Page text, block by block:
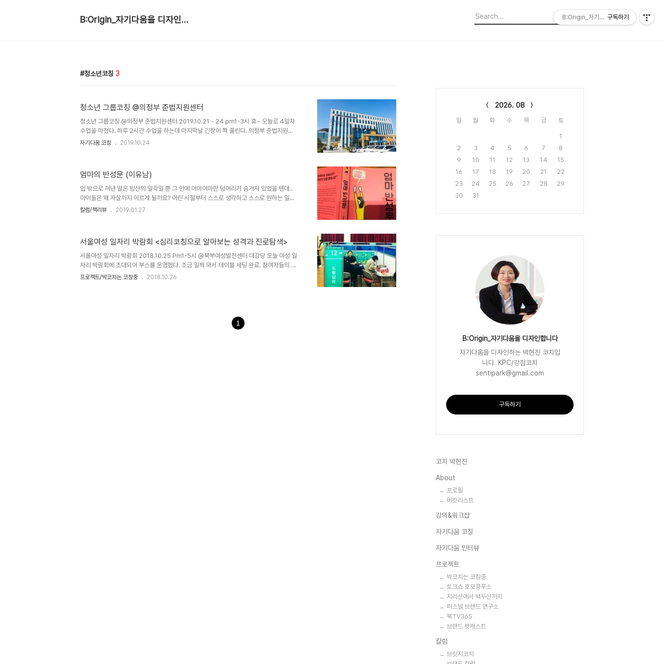
B:Origin_자기다움을 디자인합니다
청소년코칭 3
청소년 그룹코칭 @의정부 준법지원센터
청소년 그룹코칭 @의정부 준법지원센터 2019.10.21 - 24 pm1-3시 휴~ 오늘로 4일차
수업을 마쳤다. 하루 2시간 수업을 하는데 마지막날 긴장이 쫙 풀린다. 의정부 준법지원센
터 보호관찰 청소년 대상으로 그룹코칭 수업을 운영했다. 처음 의뢰를 준 선생님도 코치가
이었다. 그래서 수업도 활동 위주로 구성을 하였다. 첫날은 라포와 각자의 성격 유형탐구,
둘째날은 감정단어 수집과 활용법, 세째날은 심호흡을 위한 페활량 키우기 & 마시멜로 첼
린..
자기다움 코칭 2019.10.24
엄마의 반성문 (이유남)
입 밖으로 꺼낸 말은 빙산의 일각일 뿐 그 안에 어마어마한 덩어리가 숨겨져 있었을 텐데..
아이들은 왜 자살까지 이르게 될까요? 어린 시절부터 스스로 생각하고 스스로 원하는 일을
선택하여 스스로 행동으로 옮길 수 있는 자기주도성을 키울 기회가 없었기 때문입니다. 하
마 반성문국내도서저자 : 이유남출판 : 덴스토리(Denstory) 2017.09.01상세보기 청소년
코칭을 하면서 관련책들을 읽고 있다. 이 책도 그러한 책 중에 하나였다. 가장 ..
칼럼/책리뷰 2019.01.27
서울여성 일자리 박람회 <심리코칭으로 알아보는 성격과 진로탐색>
서울여성 일자리 박람회 2018.10.25 Pm1-5시 @북부여성발전센터 대강당 오늘 여성 일
자리 박람회에 초대되어 부스를 운영했다. 조금 일찍 와서 테이블 세팅 완료. 참여자들의 공
평한 코칭 시간을 운영하기 위해 1인 20분의 타이머 세팅. 코칭을 마치고 나에게 쓰는 칭찬
떻게 달라져 있나요? - 본래 매우 열정적인 분인데 의기소침함이 나타나네요...
프로젝트/박코치는 코칭중 2018.10.26
1
2026. 08
일 월 화 수 목 금 토
1
2
3 4 5 6 7
8
9
10 11 12 13 14
15
16
17 18 19 20 21
22
23
24 25 26 27 28
29
30
31
B:Origin_자기다움을 디자인합니다
자기다움을 디자인하는 박현진 코치입
니다. KPC/강점코치
sentipark@gmail.com
구독하기
코치 박현진
About
프로필
버킷리스트
강의&워크샵
자기다움 코칭
자기다움 인터뷰
프로젝트
박코치는 코칭중
토크쇼 호모쿵푸스
지리산에서 백두산까지
퍼스널 브랜드 연구소
북TV365
브랜드 팟캐스트
칼럼
브릿지코치
B:Origin_자기다움을 디자인합니다
구독하기